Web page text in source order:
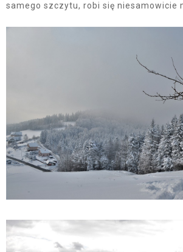
samego szczytu, robi się niesamowicie